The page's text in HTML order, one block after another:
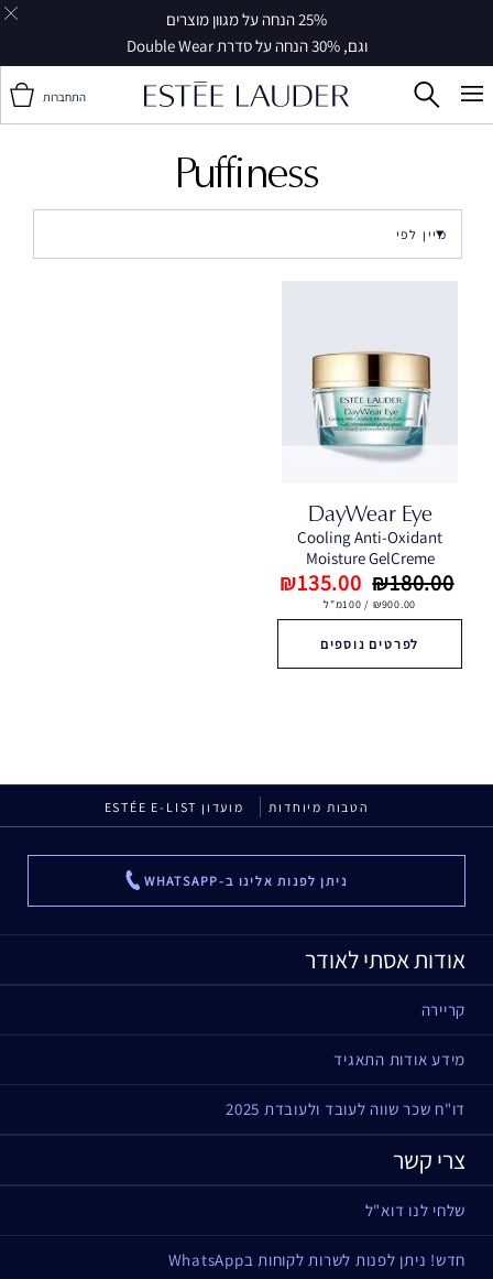
25% הנחה על מגוון מוצרים
וגם, 30% הנחה על סדרת Double Wear
התחברות
Puffiness
DayWear Eye
Cooling Anti-Oxidant
Moisture GelCreme
₪180.00
₪135.00
₪900.00 / 100מ"ל
לפרטים נוספים
הטבות מיוחדות מועדון ESTÉE E-LIST
ניתן לפנות אלינו ב-WHATSAPP ...
אודות אסתי לאודר
קריירה
מידע אודות התאגיד
דו"ח שכר שווה לעובד ולעובדת 2025
צרי קשר
שלחי לנו דוא"ל
חדש! ניתן לפנות לשרות לקוחות בWhatsApp